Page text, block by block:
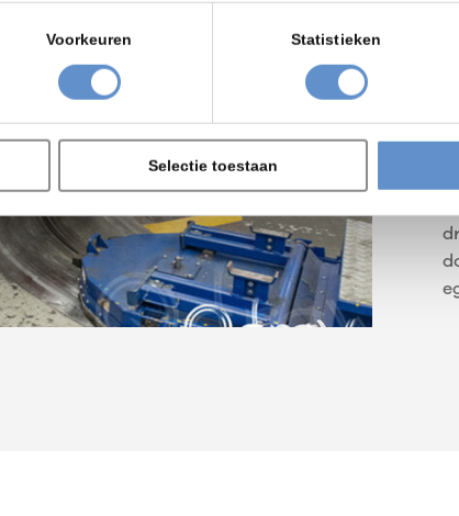
Voorkeuren Statistieken
Selectie toestaan